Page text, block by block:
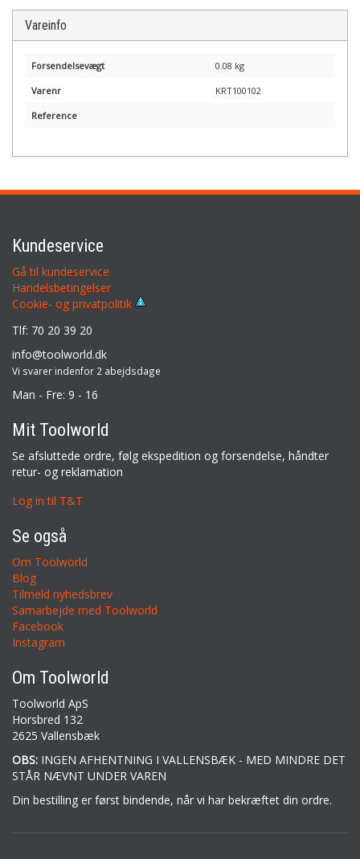
Vareinfo
Forsendelsevægt 0.08 kg
Varenr KRT100102
Reference
Kundeservice
Gå til kundeservice
Handelsbetingelser
Cookie- og privatpolitik
Tlf: 70 20 39 20
info@toolworld.dk
Vi svarer indenfor 2 abejdsdage
Man - Fre: 9 - 16
Mit Toolworld
Se afsluttede ordre, følg ekspedition og forsendelse, håndter
retur- og reklamation
Log in til T&T
Se også
Om Toolworld
Blog
Tilmeld nyhedsbrev
Samarbejde med Toolworld
Facebook
Instagram
Om Toolworld
Toolworld ApS
Horsbred 132
2625 Vallensbæk
OBS: INGEN AFHENTNING I VALLENSBÆK - MED MINDRE DET
STÅR NÆVNT UNDER VAREN
Din bestilling er først bindende, når vi har bekræftet din ordre.